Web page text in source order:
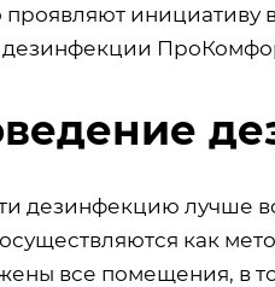
проявляют инициативу
дезинфекции
дезинфекцию лучше
как
все помещения, в